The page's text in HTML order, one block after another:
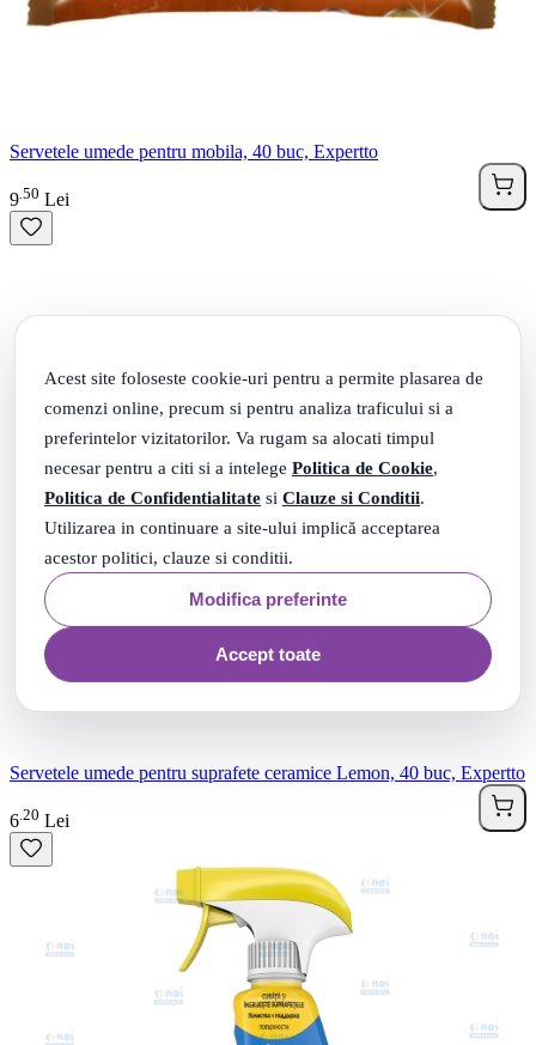
Acest site foloseste cookie-uri pentru a permite plasarea de
comenzi online, precum si pentru analiza traficului si a
preferintelor vizitatorilor. Va rugam sa alocati timpul
necesar pentru a citi si a intelege Politica de Cookie,
Politica de Confidentialitate si Clauze si Conditii.
Utilizarea in continuare a site-ului implică acceptarea
acestor politici, clauze si conditii.
Modifica preferinte
Accept toate
Servetele umede pentru mobila, 40 buc, Expertto
9 50 Lei
Servetele umede pentru suprafete ceramice Lemon, 40 buc, Expertto
6 20 Lei